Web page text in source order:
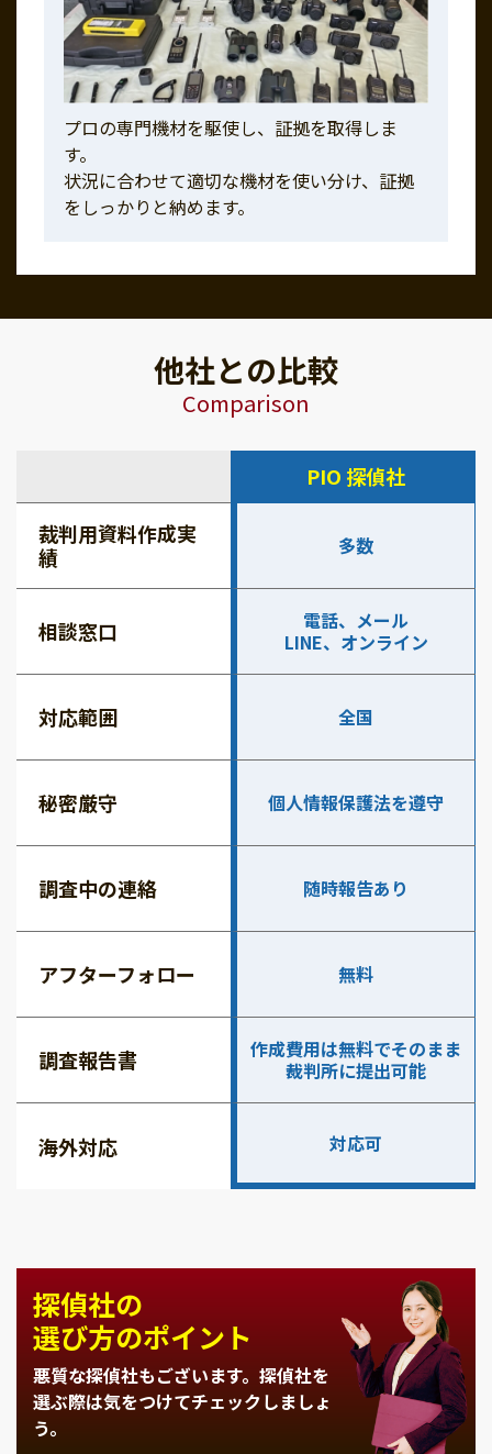
プロの専門機材を駆使し、証拠を取得しま
す。
状況に合わせて適切な機材を使い分け、証拠
をしっかりと納めます。
他社との比較
Comparison
PIO 探偵社
裁判用資料作成実
績
多数
相談窓口
電話、メール
LINE、オンライン
対応範囲 全国
秘密厳守 個人情報保護法を遵守
調査中の連絡 随時報告あり
アフターフォロー 無料
調査報告書
作成費用は無料でそのまま
裁判所に提出可能
海外対応 対応可
探偵社の
選び方のポイント
悪質な探偵社もございます。 探偵社を
選ぶ際は気をつけてチェックしましょ
う。